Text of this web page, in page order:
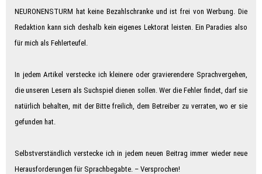
NEURONENSTURM hat keine Bezahlschranke und ist frei von Werbung. Die
Redaktion kann sich deshalb kein eigenes Lektorat leisten. Ein Paradies also
für mich als Feh­ler­teu­fe­l.
In jedem Artikel verstecke ich kleinere oder gravierendere Sprachvergehen,
die unseren Lesern als Suchspiel dienen sollen. Wer die Fehler findet, darf sie
natürlich behalten, mit der Bitte freilich, dem Betreiber zu verraten, wo er sie
gefunden hat.
Selbstverständlich verstecke ich in jedem neuen Beitrag immer wieder neue
Herausforderungen für Sprachbegabte. – Ver­spro­chen!